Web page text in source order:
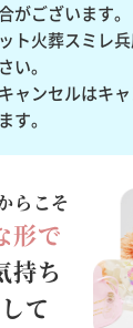
がございます。
ト火葬スミレ
い。
ャンセルはキ
す。
らこそ
形で
持ち
て